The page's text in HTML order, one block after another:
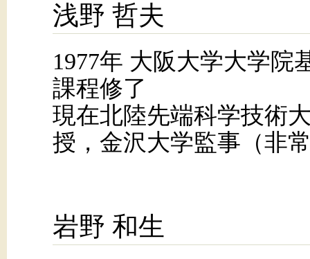
浅野 哲夫
1977年 大阪大学大学院
課程修了
現在北陸先端科学技術
授，金沢大学監事（非
岩野 和生